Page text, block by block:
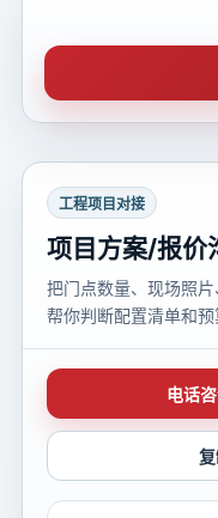
工程项目对接
项目方案/报价
把门点数量、现场照
帮你判断配置清单和预
电话